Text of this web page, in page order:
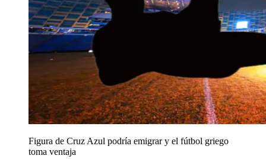
Figura de Cruz Azul podría emigrar y el fútbol griego
toma ventaja